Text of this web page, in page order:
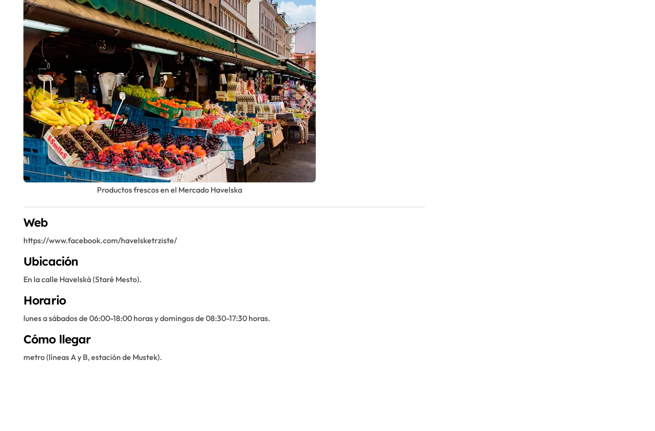
Productos frescos en el Mercado Havelska
Web
https://www.facebook.com/havelsketrziste/
Ubicación
En la calle Havelská (Staré Mesto).
Horario
lunes a sábados de 06:00-18:00 horas y domingos de 08:30-17:30 horas.
Cómo llegar
metro (líneas A y B, estación de Mustek).